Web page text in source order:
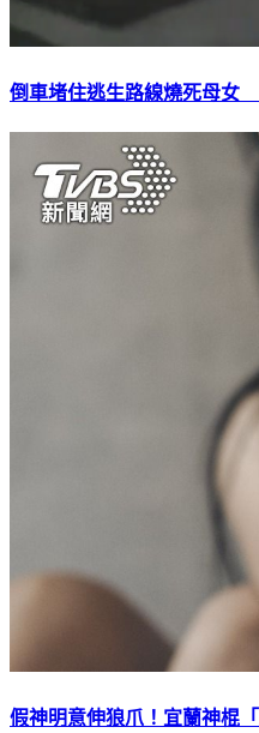
倒車堵住逃生路線燒死母女
假神明意伸狼爪！宜蘭神棍